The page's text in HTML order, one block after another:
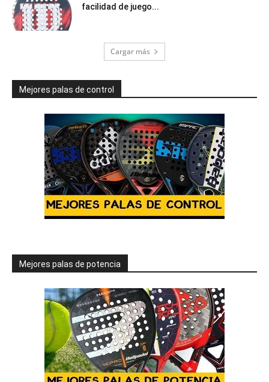
facilidad de juego...
Cargar más
Mejores palas de control
Mejores palas de potencia